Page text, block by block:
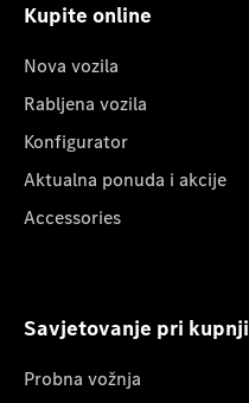
Kupite online
Nova vozila
Rabljena vozila
Konfigurator
Aktualna ponuda i akcije
Accessories
Savjetovanje pri kupnji
Probna vožnja